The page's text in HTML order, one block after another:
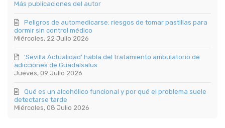
Más publicaciones del autor
Miércoles, 22 Julio 2026
Peligros de automedicarse: riesgos de tomar pastillas para
dormir sin control médico
Jueves, 09 Julio 2026
'Sevilla Actualidad' habla del tratamiento ambulatorio de
adicciones de Guadalsalus
Miércoles, 08 Julio 2026
Qué es un alcohólico funcional y por qué el problema suele
detectarse tarde